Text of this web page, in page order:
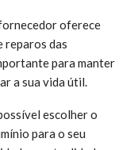
oferece
reparos das
para manter
a sua vida útil.
escolher o
para o seu